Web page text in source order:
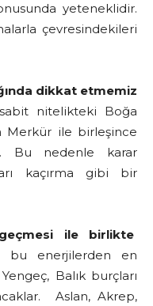
yeteneklidir.
çevresindekileri
dikkat etmemiz
nitelikteki Boğa
Merkür ile birleşince
Bu nedenle karar
kaçırma gibi bir
ile birlikte
bu enerjilerden en
Balık burçları
Aslan, Akrep,